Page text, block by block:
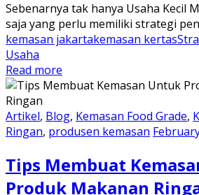
Sebenarnya tak hanya Usaha Kecil
saja yang perlu memiliki strategi
kemasan jakartakemasan kertas
Usaha
Read more
Artikel, Blog, Kemasan Food Grade,
Ringan, produsen kemasan
Tips Membuat
Produk Makanan